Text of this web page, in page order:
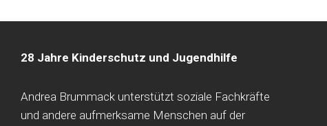
28 Jahre Kinderschutz und Jugendhilfe
Andrea Brummack unterstützt soziale Fachkräfte
und andere aufmerksame Menschen auf der